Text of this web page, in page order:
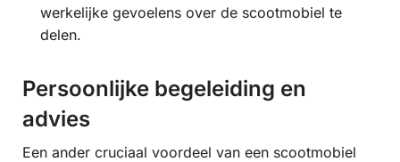
werkelijke gevoelens over de scootmobiel te
delen.
Persoonlijke begeleiding en
advies
Een ander cruciaal voordeel van een scootmobiel